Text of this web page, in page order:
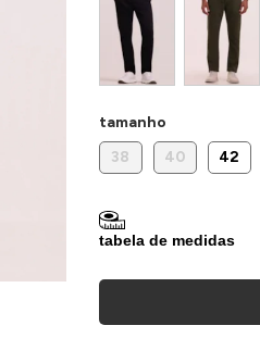
tamanho
38
40 42
tabela de medidas